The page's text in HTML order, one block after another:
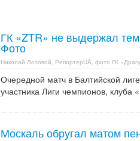
ГК «ZTR» не выдержал
Фото
Николай Лозовой, РепортерUA, фото ГК
Очередной матч в Балтийской
участника Лиги чемпионов, клуба
Москаль обругал матом